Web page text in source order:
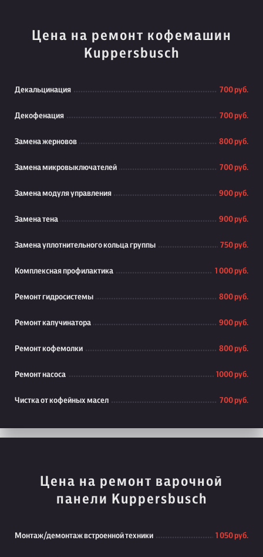
Цена на ремонт кофемашин
Kuppersbusch
Декальцинация 700 руб.
Декофенация 700 руб.
Замена жерновов 800 руб.
Замена микровыключателей 700 руб.
Замена модуля управления 900 руб.
Замена тена 900 руб.
Замена уплотнительного кольца группы 750 руб.
Комплексная профилактика 1 000 руб.
Ремонт гидросистемы 800 руб.
Ремонт капучинатора 900 руб.
Ремонт кофемолки 800 руб.
Ремонт насоса 1000 руб.
Чистка от кофейных масел 700 руб.
Цена на ремонт варочной
панели Kuppersbusch
Монтаж/демонтаж встроенной техники 1 050 руб.